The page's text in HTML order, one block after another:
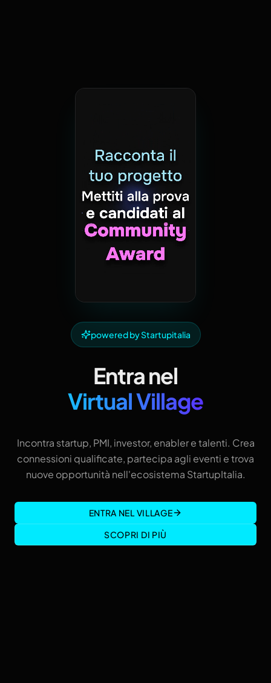
powered by Startupitalia
Entra nel
Virtual Village
Incontra startup, PMI, investor, enabler e talenti. Crea
connessioni qualificate, partecipa agli eventi e trova
nuove opportunità nell'ecosistema StartupItalia.
ENTRA NEL VILLAGE
SCOPRI DI PIÙ